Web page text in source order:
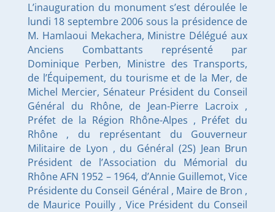
L’inauguration du monument s’est déroulée le
lundi 18 septembre 2006 sous la présidence de
M. Hamlaoui Mekachera, Ministre Délégué aux
Anciens Combattants représenté par
Dominique Perben, Ministre des Transports,
de l’Équipement, du tourisme et de la Mer, de
Michel Mercier, Sénateur Président du Conseil
Général du Rhône, de Jean-Pierre Lacroix ,
Préfet de la Région Rhône-Alpes , Préfet du
Rhône , du représentant du Gouverneur
Militaire de Lyon , du Général (2S) Jean Brun
Président de l’Association du Mémorial du
Rhône AFN 1952 – 1964, d’Annie Guillemot, Vice
Présidente du Conseil Général , Maire de Bron ,
de Maurice Pouilly , Vice Président du Conseil